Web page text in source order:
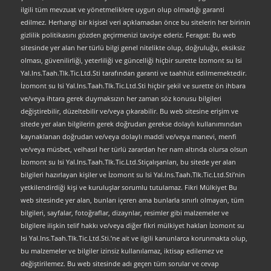
ilgili tüm mevzuat ve yönetmeliklere uygun olup olmadığı garanti
edilmez. Herhangi bir kişisel veri açıklamadan önce bu sitelerin her birinin
gizlilik politikasını gözden geçirmenizi tavsiye ederiz. Feragat: Bu web
sitesinde yer alan her türlü bilgi genel nitelikte olup, doğruluğu, eksiksiz
olması, güvenilirliği, yeterliliği ve güncelliği hiçbir surette İzomont su Isi
Yal.Ins.Taah.Tlk.Tic.Ltd.Sti tarafından garanti ve taahhüt edilmemektedir.
İzomont su Isi Yal.Ins.Taah.Tlk.Tic.Ltd.Sti hiçbir şekil ve surette ön ihbara
ve/veya ihtara gerek duymaksızın her zaman söz konusu bilgileri
değiştirebilir, düzeltebilir ve/veya çıkarabilir. Bu web sitesine erişim ve
sitede yer alan bilgilerin gerek doğrudan gerekse dolaylı kullanımından
kaynaklanan doğrudan ve/veya dolaylı maddi ve/veya manevi, menfi
ve/veya müsbet, velhasıl her türlü zarardan her nam altında olursa olsun
İzomont su Isi Yal.Ins.Taah.Tlk.Tic.Ltd.Stiçalışanları, bu sitede yer alan
bilgileri hazırlayan kişiler ve İzomont su Isi Yal.Ins.Taah.Tlk.Tic.Ltd.Sti’nin
yetkilendirdiği kişi ve kuruluşlar sorumlu tutulamaz. Fikri Mülkiyet Bu
web sitesinde yer alan, bunları içeren ama bunlarla sınırlı olmayan, tüm
bilgileri, sayfalar, fotoğraflar, dizaynlar, resimler gibi malzemeler ve
bilgilere ilişkin telif hakkı ve/veya diğer fikri mülkiyet hakları İzomont su
Isi Yal.Ins.Taah.Tlk.Tic.Ltd.Sti.’ne ait ve ilgili kanunlarca korunmakta olup,
bu malzemeler ve bilgiler izinsiz kullanılamaz, iktisap edilemez ve
değiştirilemez. Bu web sitesinde adı geçen tüm sorular ve cevap